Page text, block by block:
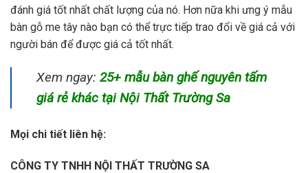
đánh giá tốt nhất chất lượng của nó. Hơn nữa khi ưng ý mẫu
bàn gỗ me tây nào bạn có thể trực tiếp trao đổi về giá cả với
người bán để được giá cả tốt nhất.
Xem ngay: 25+ mẫu bàn ghế nguyên tấm
giá rẻ khác tại Nội Thất Trường Sa
Mọi chi tiết liên hệ:
CÔNG TY TNHH NỘI THẤT TRƯỜNG SA